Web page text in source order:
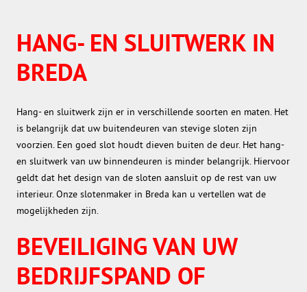
HANG- EN SLUITWERK IN
BREDA
Hang- en sluitwerk zijn er in verschillende soorten en maten. Het
is belangrijk dat uw buitendeuren van stevige sloten zijn
voorzien. Een goed slot houdt dieven buiten de deur. Het hang-
en sluitwerk van uw binnendeuren is minder belangrijk. Hiervoor
geldt dat het design van de sloten aansluit op de rest van uw
interieur. Onze slotenmaker in Breda kan u vertellen wat de
mogelijkheden zijn.
BEVEILIGING VAN UW
BEDRIJFSPAND OF